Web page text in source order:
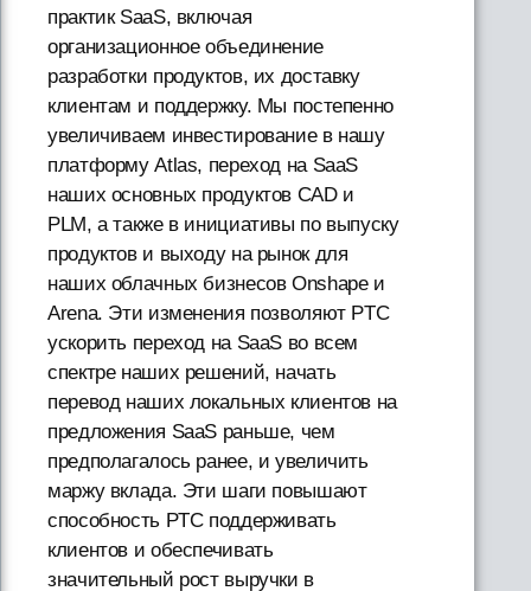
практик SaaS, включая
организационное объединение
разработки продуктов, их доставку
клиентам и поддержку. Мы постепенно
увеличиваем инвестирование в нашу
платформу Atlas, переход на SaaS
наших основных продуктов CAD и
PLM, а также в инициативы по выпуску
продуктов и выходу на рынок для
наших облачных бизнесов Onshape и
Arena. Эти изменения позволяют PTC
ускорить переход на SaaS во всем
спектре наших решений, начать
перевод наших локальных клиентов на
предложения SaaS раньше, чем
предполагалось ранее, и увеличить
маржу вклада. Эти шаги повышают
способность PTC поддерживать
клиентов и обеспечивать
значительный рост выручки в